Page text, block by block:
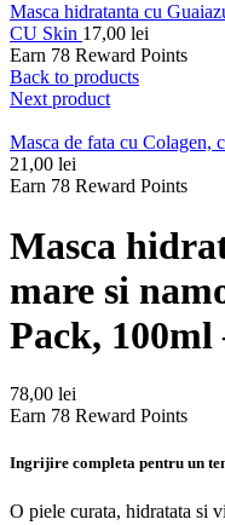
Masca hidratanta cu
CU Skin 17,00 lei
Earn 78 Reward Points
Back to products
Next product
Masca de fata cu Colagen,
21,00 lei
Earn 78 Reward Points
Masca
mare si
Pack,
78,00 lei
Earn 78 Reward Points
Ingrijire completa pentru un
O piele curata, hidratata si